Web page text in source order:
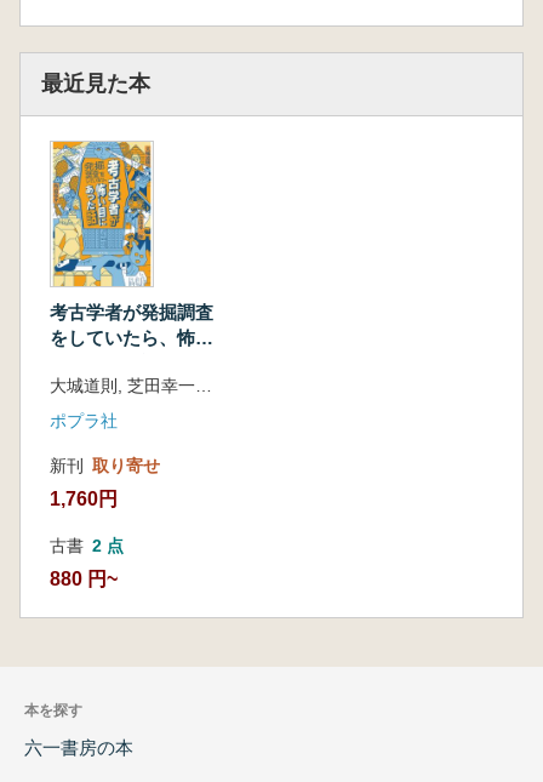
最近見た本
考古学者が発掘調査
をしていたら、怖い
ポプラ社
新刊 取り寄せ
1,760円
古書 2 点
880 円~
本を探す
六一書房の本